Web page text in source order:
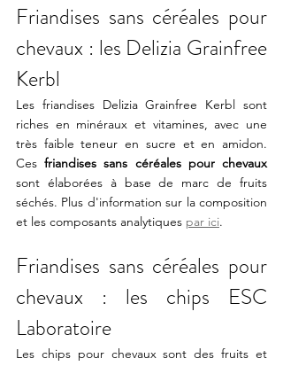
Friandises sans céréales pour
chevaux : les Delizia Grainfree
Kerbl
Les friandises Delizia Grainfree Kerbl sont
riches en minéraux et vitamines, avec une
très faible teneur en sucre et en amidon.
Ces friandises sans céréales pour chevaux
sont élaborées à base de marc de fruits
séchés. Plus d'information sur la composition
et les composants analytiques par ici.
Friandises sans céréales pour
chevaux : les chips ESC
Laboratoire
Les chips pour chevaux sont des fruits et